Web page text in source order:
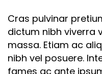
Cras pulvinar
dictum nibh viverra
massa. Etiam ac
nibh vel posuere.
fames ac ante